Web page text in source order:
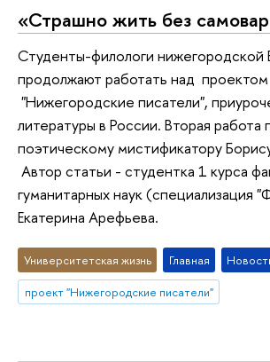
«Страшно жить без
Студенты-филологи нижегородской
продолжают работать над проектом
"Нижегородские писатели",
литературы в России. Вторая работа
поэтическому мистификатору
Автор статьи - студентка 1 курса
гуманитарных наук (специализация
Екатерина Арефьева.
Университетская жизнь Главная
проект "Нижегородские писатели"